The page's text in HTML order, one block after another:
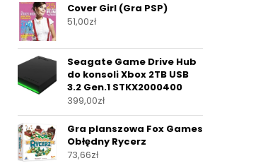
Cover Girl (Gra PSP)
51,00zł
Seagate Game Drive Hub
do konsoli Xbox 2TB USB
3.2 Gen.1 STKX2000400
399,00zł
Gra planszowa Fox Games
Obłędny Rycerz
73,66zł